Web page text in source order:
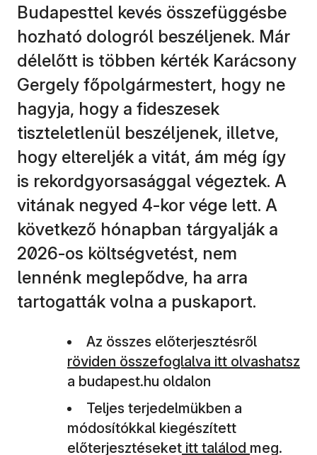
Budapesttel kevés összefüggésbe
hozható dologról beszéljenek. Már
délelőtt is többen kérték Karácsony
Gergely főpolgármestert, hogy ne
hagyja, hogy a fideszesek
tiszteletlenül beszéljenek, illetve,
hogy eltereljék a vitát, ám még így
is rekordgyorsasággal végeztek. A
vitának negyed 4-kor vége lett. A
következő hónapban tárgyalják a
2026-os költségvetést, nem
lennénk meglepődve, ha arra
tartogatták volna a puskaport.
Az összes előterjesztésről
röviden összefoglalva itt olvashatsz
a budapest.hu oldalon
Teljes terjedelmükben a
módosítókkal kiegészített
előterjesztéseket itt találod meg.